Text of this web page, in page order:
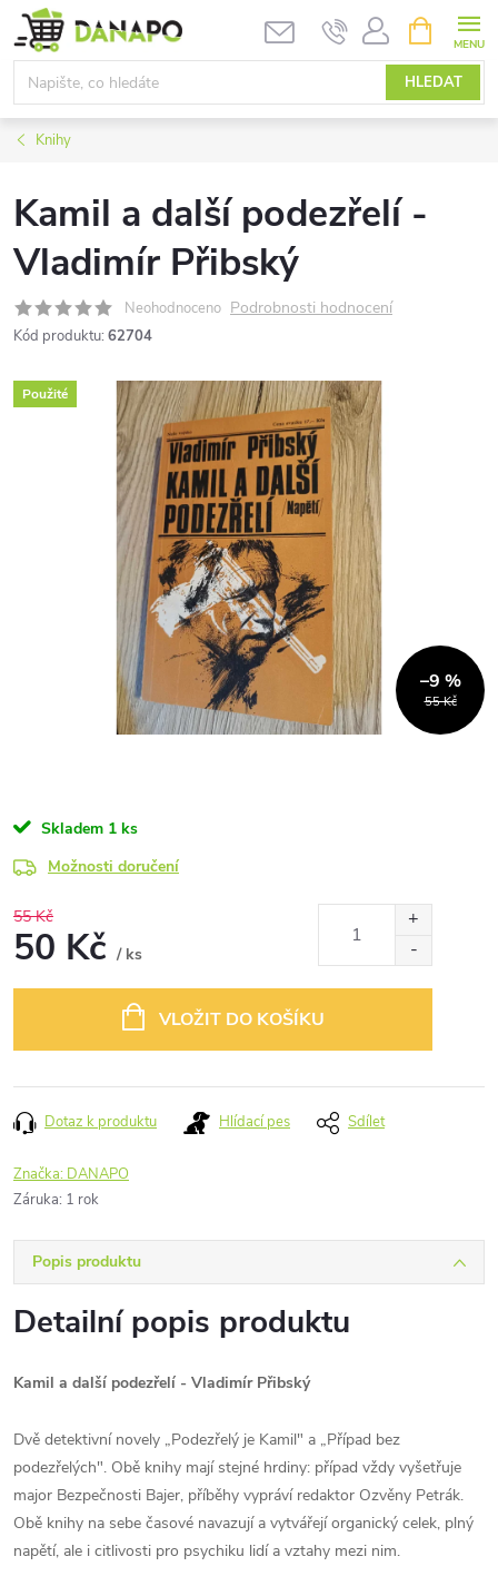
Přejít
na
obsah
HLEDAT
NÁKUPNÍ
KOŠÍK
Knihy
Kamil a další podezřelí -
Vladimír Přibský
Neohodnoceno Podrobnosti hodnocení
Kód produktu: 62704
Použité
55 Kč
–9 %
Skladem 1 ks
Možnosti doručení
55 Kč
50 Kč / ks
VLOŽIT DO KOŠÍKU
Dotaz k produktu Hlídací pes Sdílet
Značka: DANAPO
Záruka: 1 rok
Popis produktu
Detailní popis produktu
Kamil a další podezřelí - Vladimír Přibský
Dvě detektivní novely „Podezřelý je Kamil" a „Případ bez
podezřelých". Obě knihy mají stejné hrdiny: případ vždy vyšetřuje
major Bezpečnosti Bajer, příběhy vypráví redaktor Ozvěny Petrák.
Obě knihy na sebe časové navazují a vytvářejí organický celek, plný
napětí, ale i citlivosti pro psychiku lidí a vztahy mezi nim.